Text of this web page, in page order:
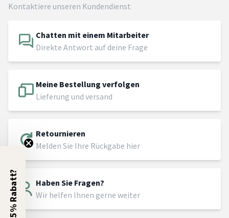
Kontaktiere unseren Kundendienst
Chatten mit einem Mitarbeiter
Direkte Antwort auf deine Frage
Meine Bestellung verfolgen
Lieferung und versand
Retournieren
Melden Sie Ihre Rückgabe hier
Haben Sie Fragen?
Wir helfen Ihnen gerne weiter
5% Rabatt?